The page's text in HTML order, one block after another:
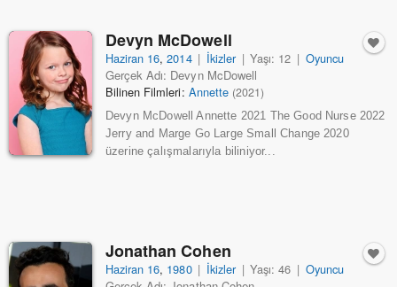
Devyn McDowell
Haziran 16,2014 | İkizler | Yaşı: 12 | Oyuncu
Gerçek Adı: Devyn McDowell
Bilinen Filmleri: Annette (2021)
Devyn McDowell Annette 2021 The Good Nurse 2022
Jerry and Marge Go Large Small Change 2020
üzerine çalışmalarıyla biliniyor...
Jonathan Cohen
Haziran 16, 1980 | İkizler | Yaşı: 46 | Oyuncu